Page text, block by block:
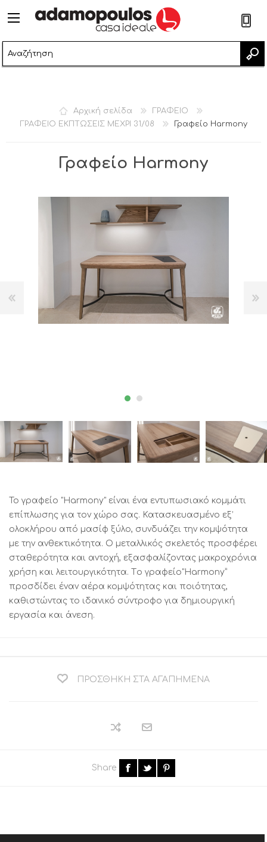
Αρχική σελίδα
ΓΡΑΦΕΙΟ
ΓΡΑΦΕΙΟ ΕΚΠΤΩΣΕΙΣ ΜΕΧΡΙ 31/08
Γραφείο Harmony
Γραφείο Harmony
Το γραφείο "Harmony" είναι ένα εντυπωσιακό κομμάτι
επίπλωσης για τον χώρο σας. Κατασκευασμένο εξ’
ολοκλήρου από μασίφ ξύλο, συνδυάζει την κομψότητα
με την ανθεκτικότητα. Ο μεταλλικός σκελετός προσφέρει
σταθερότητα και αντοχή, εξασφαλίζοντας μακροχρόνια
χρήση και λειτουργικότητα. Tο γραφείο"Harmony”
προσδίδει έναν αέρα κομψότητας και ποιότητας,
καθιστώντας το ιδανικό σύντροφο για δημιουργική
εργασία και άνεση.
ΠΡΟΣΘΉΚΗ ΣΤΑ ΑΓΑΠΗΜΈΝΑ
Share